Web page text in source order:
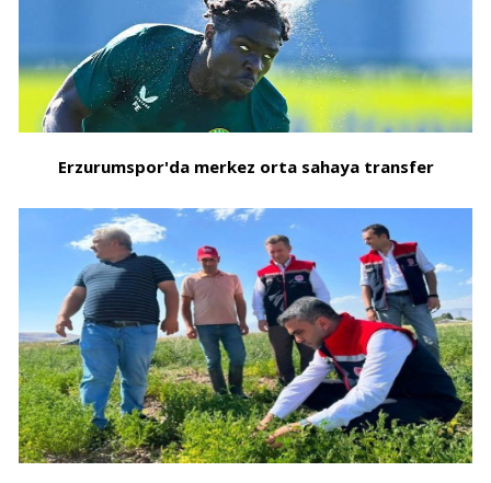
Erzurumspor'da merkez orta sahaya transfer